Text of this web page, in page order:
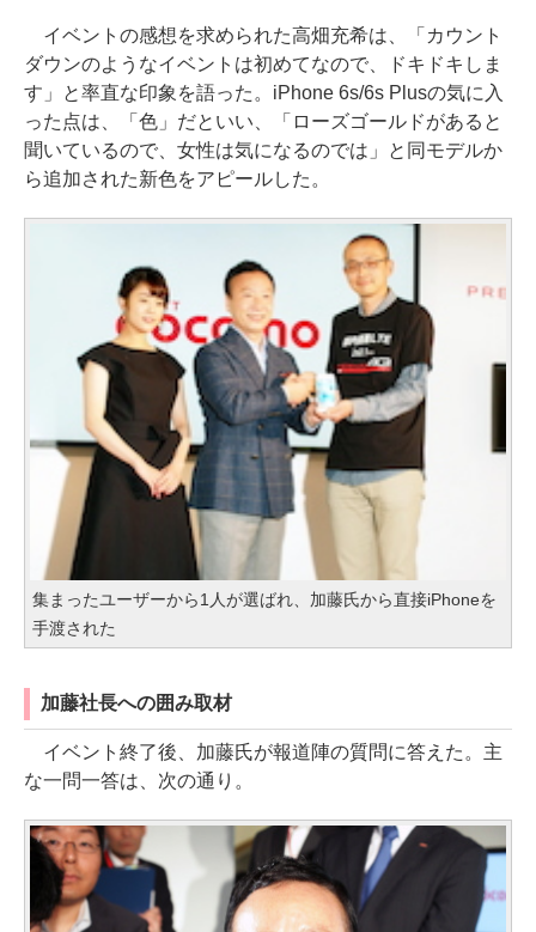
イベントの感想を求められた高畑充希は、「カウント
ダウンのようなイベントは初めてなので、ドキドキしま
す」と率直な印象を語った。iPhone 6s/6s Plusの気に入
った点は、「色」だといい、「ローズゴールドがあると
聞いているので、女性は気になるのでは」と同モデルか
ら追加された新色をアピールした。
集まったユーザーから1人が選ばれ、加藤氏から直接iPhoneを
手渡された
加藤社長への囲み取材
イベント終了後、加藤氏が報道陣の質問に答えた。主
な一問一答は、次の通り。